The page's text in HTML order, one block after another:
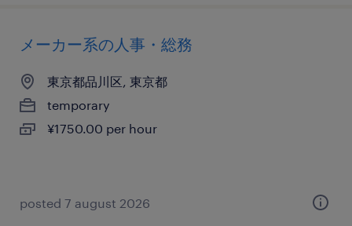
メーカー系の人事・総務
東京都品川区, 東京都
temporary
¥1750.00 per hour
posted 7 august 2026